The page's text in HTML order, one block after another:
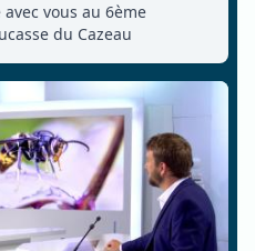
vous au 6ème
du Cazeau